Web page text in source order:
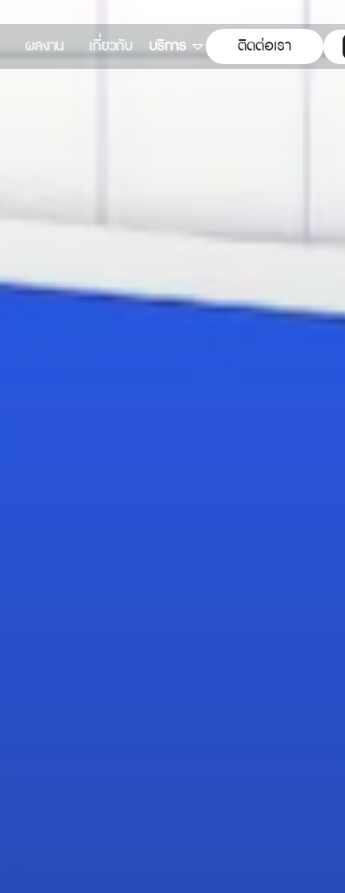
ผลงาน เกี่ยวกับ บริการ ติดต่อเรา